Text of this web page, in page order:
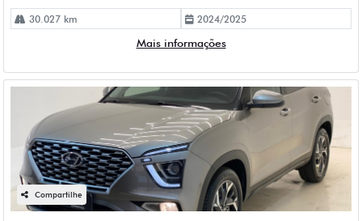
30.027 km 2024/2025
Mais informações
Compartilhe